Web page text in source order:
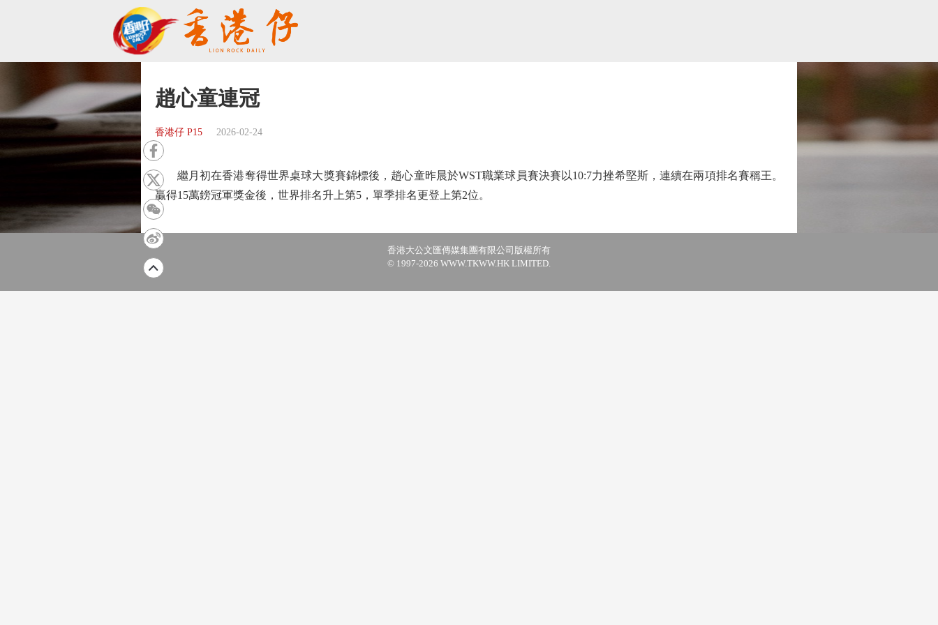
趙心童連冠
香港仔 P15 2026-02-24
繼月初在香港奪得世界桌球大獎賽錦標後，趙心童昨晨於WST職業球員賽決賽以10:7力挫希堅斯，連續在兩項排名賽稱王。
贏得15萬鎊冠軍獎金後，世界排名升上第5，單季排名更登上第2位。
香港大公文匯傳媒集團有限公司版權所有
© 1997-2026 WWW.TKWW.HK LIMITED.